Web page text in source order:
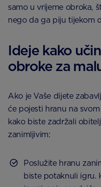
samo u vrijeme obroka,
nego da ga piju tijekom
Ideje kako
obroke za
Ako je Vaše dijete
će pojesti hranu na
kako biste zadržali
zanimljivim:
Poslužite hranu
biste potaknuli igru.